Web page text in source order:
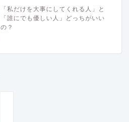
「私だけを大事にしてくれる人」と
「誰にでも優しい人」どっちがいい
の？